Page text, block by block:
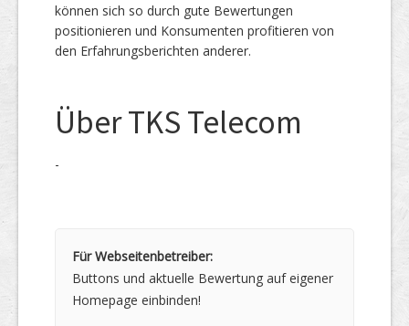
können sich so durch gute Bewertungen
positionieren und Konsumenten profitieren von
den Erfahrungsberichten anderer.
Über TKS Telecom
-
Für Webseitenbetreiber:
Buttons und aktuelle Bewertung auf eigener
Homepage einbinden!